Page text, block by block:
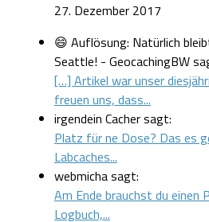
27. Dezember 2017
😄 Auflösung: Natürlich
Seattle! - GeocachingBW
[…] Artikel war unser
freuen uns, dass...
irgendein Cacher sagt:
Platz für ne Dose? Das es
Labcaches...
webmicha sagt:
Am Ende brauchst du
Logbuch,...